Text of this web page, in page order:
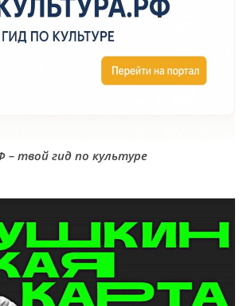
– твой гид по культуре